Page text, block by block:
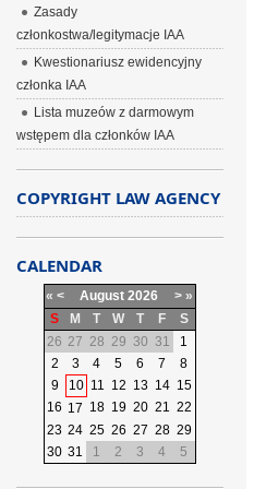
Zasady
członkostwa/legitymacje IAA
Kwestionariusz ewidencyjny
członka IAA
Lista muzeów z darmowym
wstępem dla członków IAA
COPYRIGHT LAW AGENCY
CALENDAR
« < August 2026 > »
S
M T W T F
S
26 27 28 29 30 31
1
2
3 4 5 6 7
8
9
10 11 12 13 14 15
16 17 18 19 20 21 22
23 24 25 26 27 28 29
30 31 1 2 3 4 5